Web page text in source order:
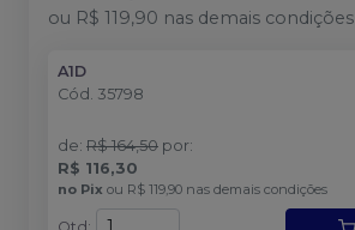
ou R$ 119,90 nas demais condições
A1D
Cód. 35798
de: R$ 164,50 por:
R$ 116,30
no Pix ou R$ 119,90 nas demais condições